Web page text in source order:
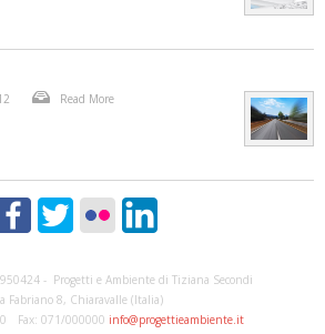
Read More
- Progetti e Ambiente di Tiziana Secondi
Fabriano 8, Chiaravalle (Italia)
Fax: 071/000000 info@progettieambiente.it